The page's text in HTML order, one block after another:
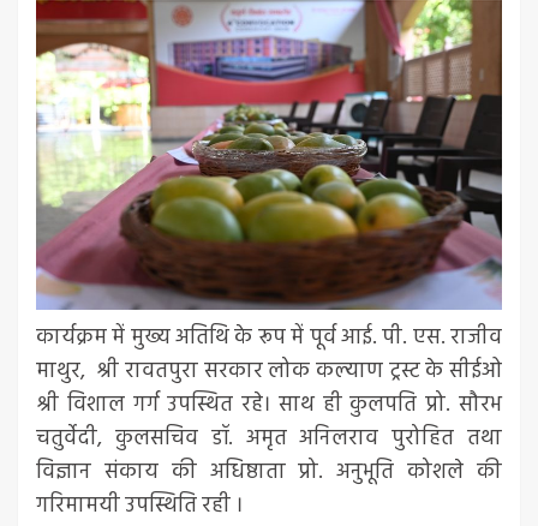
कार्यक्रम में मुख्य अतिथि के रूप में पूर्व आई. पी. एस. राजीव
माथुर, श्री रावतपुरा सरकार लोक कल्याण ट्रस्ट के सीईओ
श्री विशाल गर्ग उपस्थित रहे। साथ ही कुलपति प्रो. सौरभ
चतुर्वेदी, कुलसचिव डॉ. अमृत अनिलराव पुरोहित तथा
विज्ञान संकाय की अधिष्ठाता प्रो. अनुभूति कोशले की
गरिमामयी उपस्थिति रही ।